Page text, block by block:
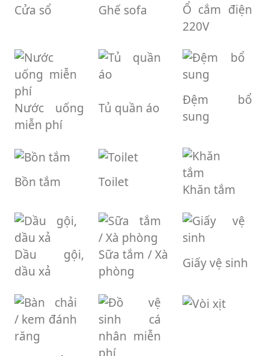
Cửa sổ Ghế sofa
Ổ cắm điện
220V
Nước uống
miễn phí
Tủ quần áo
Đệm bổ
sung
Bồn tắm Toilet Khăn tắm
Dầu gội,
dầu xả
Sữa tắm / Xà
phòng
Giấy vệ sinh